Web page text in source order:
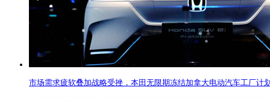
市场需求疲软叠加战略受挫，本田无限期冻结加拿大电动汽车工厂计